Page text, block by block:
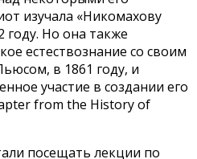
изучала «Никомахову
году. Но она также
естествознание со своим
в 1861 году, и
участие в создании его
from the History of
посещать лекции по